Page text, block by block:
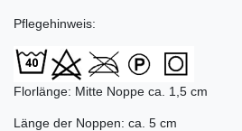
Pflegehinweis:
Florlänge: Mitte Noppe ca. 1,5 cm
Länge der Noppen: ca. 5 cm